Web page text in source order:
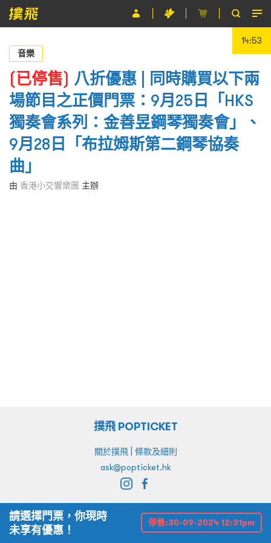
節目
主辦單位
關於撲飛
條款及細則
EN
14:53
音樂
(已停售) 八折優惠 | 同時購買以下兩
場節目之正價門票：9月25日「HKS
獨奏會系列：金善昱鋼琴獨奏會」、
9月28日「布拉姆斯第二鋼琴協奏
曲」
由 香港小交響樂團 主辦
請選擇門票，你現時
未享有優惠！
停售:30-09-2024 12:31pm
撲飛 POPTICKET
關於撲飛| 條款及細則
ask@popticket.hk